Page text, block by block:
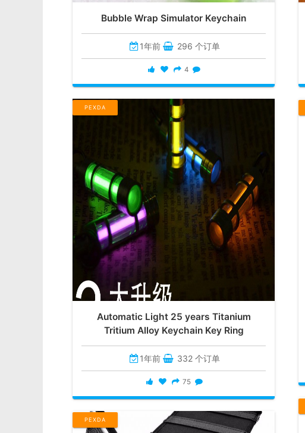
Bubble Wrap Simulator Keychain
1年前 296 个订单
4
PEXDA
Automatic Light 25 years Titanium
Tritium Alloy Keychain Key Ring
1年前 332 个订单
75
PEXDA